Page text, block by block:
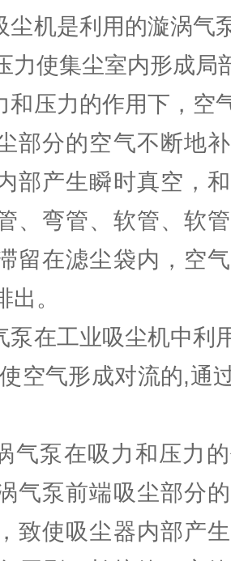
尘机是利用的漩涡气
力使集尘室内形成局
和压力的作用下，空
部分的空气不断地
部产生瞬时真空，
、弯管、软管、软
留在滤尘袋内，空
。
泵在工业吸尘机中利
空气形成对流的,通
气泵在吸力和压力
气泵前端吸尘部分
致使吸尘器内部产